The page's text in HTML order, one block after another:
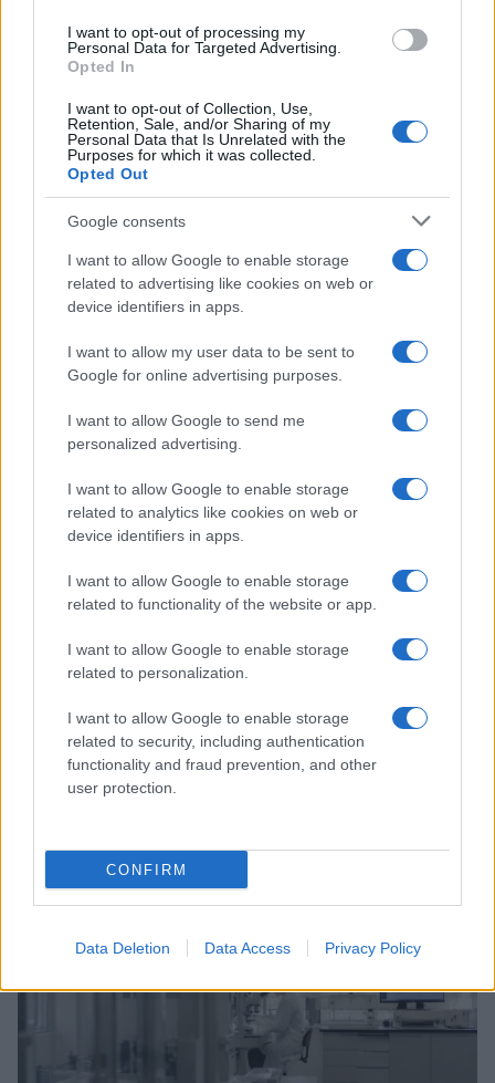
I want to opt-out of processing my
Personal Data for Targeted Advertising.
Opted In
I want to opt-out of Collection, Use,
Retention, Sale, and/or Sharing of my
Personal Data that Is Unrelated with the
Purposes for which it was collected.
Opted Out
Google consents
I want to allow Google to enable storage
related to advertising like cookies on web or
device identifiers in apps.
I want to allow my user data to be sent to
Google for online advertising purposes.
I want to allow Google to send me
personalized advertising.
I want to allow Google to enable storage
related to analytics like cookies on web or
device identifiers in apps.
I want to allow Google to enable storage
related to functionality of the website or app.
I want to allow Google to enable storage
related to personalization.
I want to allow Google to enable storage
related to security, including authentication
functionality and fraud prevention, and other
user protection.
CONFIRM
Data Deletion Data Access Privacy Policy
Continua a leggere
LIFESTYLE
Guida step-by-step per un’immagine pubblica
credibile e glam
ALIMENTAZIONE
Camilla Fiore · 9 Ago 2026